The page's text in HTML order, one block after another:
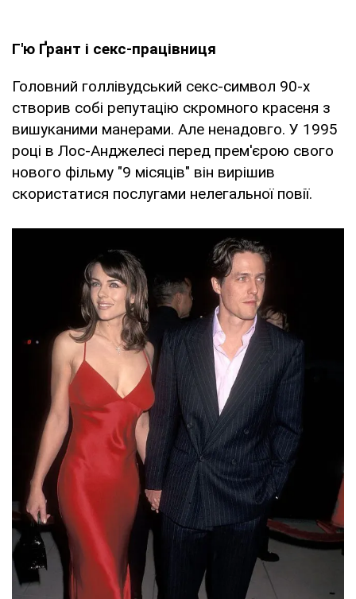
Г'ю Ґрант і секс-працівниця
Головний голлівудський секс-символ 90-х
створив собі репутацію скромного красеня з
вишуканими манерами. Але ненадовго. У 1995
році в Лос-Анджелесі перед прем'єрою свого
нового фільму "9 місяців" він вирішив
скористатися послугами нелегальної повії.